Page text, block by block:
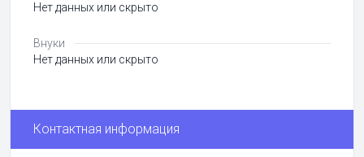
Нет данных или скрыто
Внуки
Нет данных или скрыто
Контактная информация